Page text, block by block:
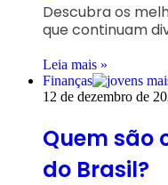
Descubra os
que continuam
Leia mais »
Finanças
12 de dezembro de
Quem são
do Brasil?